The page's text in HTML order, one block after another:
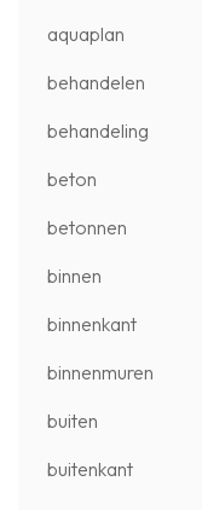
aquaplan
behandelen
behandeling
beton
betonnen
binnen
binnenkant
binnenmuren
buiten
buitenkant